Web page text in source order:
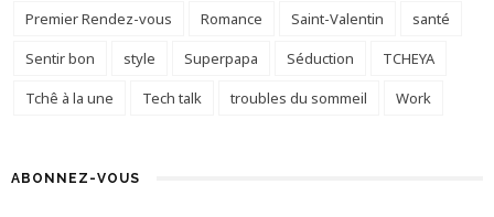
Premier Rendez-vous
Romance Saint-Valentin
santé
Sentir bon
style Superpapa Séduction
TCHEYA
Tchê à la une
Tech talk troubles du sommeil Work
ABONNEZ-VOUS